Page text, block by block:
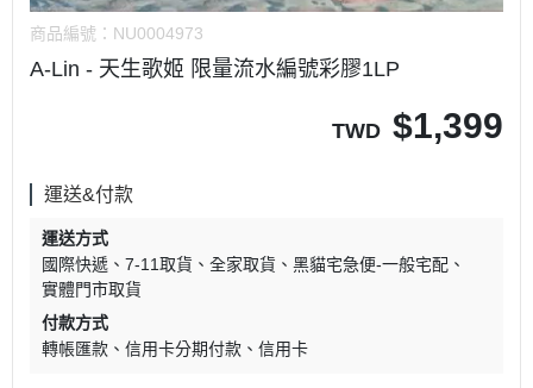
商品編號： NU0004973
A-Lin - 天生歌姬 限量流水編號彩膠1LP
TWD $1,399
運送&付款
運送方式
國際快遞
7-11取貨 全家取貨
黑貓宅急便-一般宅配
實體門市取貨
付款方式
轉帳匯款
信用卡分期付款 信用卡